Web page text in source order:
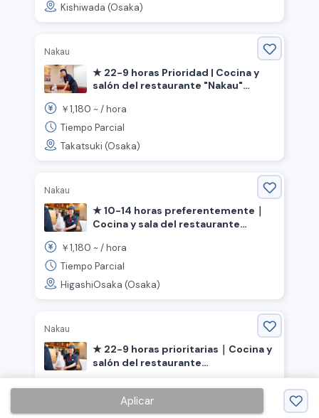
Aplicar
Kishiwada (Osaka)
Nakau
★ 22-9 horas Prioridad | Cocina y
salón del restaurante "Nakau"
de Osaka, Estación Settsu-Tonda》
￥1,180 ~ /hora
Tiempo Parcial
Takatsuki (Osaka)
Nakau
★ 10-14 horas preferentemente｜
Cocina y sala del restaurante
de Higashi-Osaka, estación Kawachi
Kosaka 》
￥1,180 ~ /hora
Tiempo Parcial
HigashiOsaka (Osaka)
Nakau
★ 22-9 horas prioritarias｜Cocina y
salón del restaurante
Distrito de Ikuno, Estación Minami
Tatsumi》
￥1,180~ /hora
Tiempo Parcial